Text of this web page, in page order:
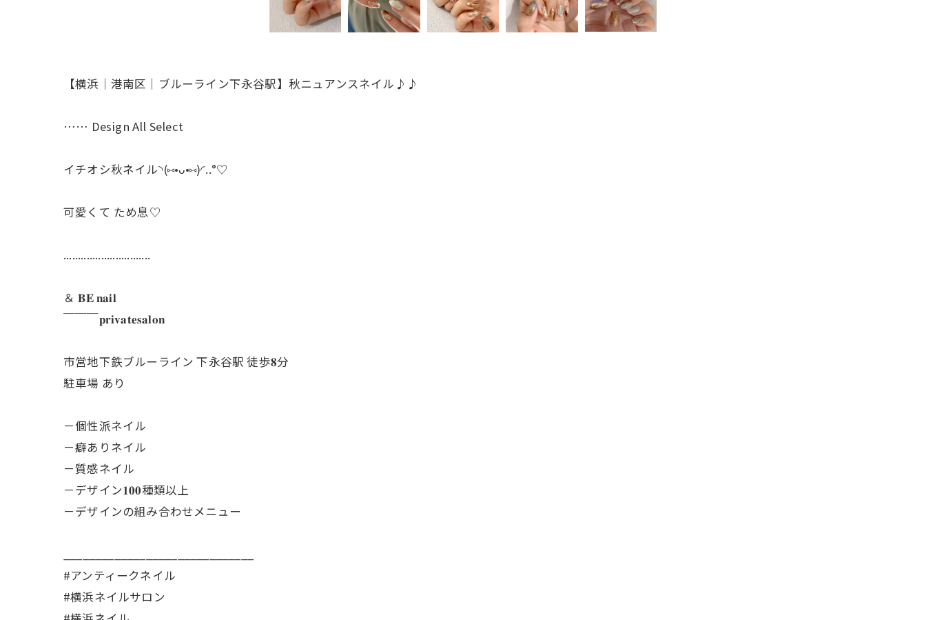
【横浜│港南区│ブルーライン下永谷駅】秋ニュアンスネイル♪♪
…… Design All Select
イチオシ秋ネイル◝(⑅•ᴗ•⑅)◜..°♡
可愛くて ため息♡
..............................
＆ 𝐁𝐄 𝐧𝐚𝐢𝐥
￣￣￣𝐩𝐫𝐢𝐯𝐚𝐭𝐞𝐬𝐚𝐥𝐨𝐧
市営地下鉄ブルーライン 下永谷駅 徒歩𝟖分
駐車場 あり
－個性派ネイル
－癖ありネイル
－質感ネイル
－デザイン𝟏𝟎𝟎種類以上
－デザインの組み合わせメニュー
#アンティークネイル
#横浜ネイルサロン